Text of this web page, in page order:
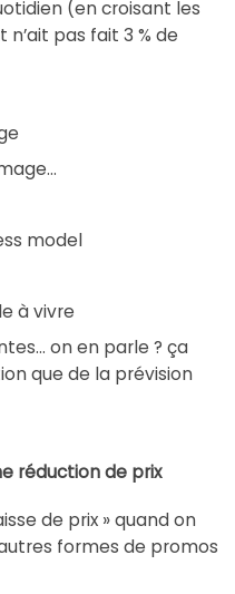
(en croisant les
pas fait 3 % de
model
à vivre
on en parle ? ça
que de la prévision
réduction de prix
de prix » quand on
formes de promos